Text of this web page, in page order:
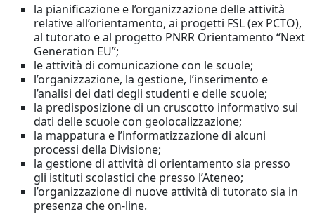
la pianificazione e l’organizzazione delle attività
relative all’orientamento, ai progetti FSL (ex PCTO),
al tutorato e al progetto PNRR Orientamento “Next
Generation EU”;
le attività di comunicazione con le scuole;
l’organizzazione, la gestione, l’inserimento e
l’analisi dei dati degli studenti e delle scuole;
la predisposizione di un cruscotto informativo sui
dati delle scuole con geolocalizzazione;
la mappatura e l’informatizzazione di alcuni
processi della Divisione;
la gestione di attività di orientamento sia presso
gli istituti scolastici che presso l’Ateneo;
l’organizzazione di nuove attività di tutorato sia in
presenza che on-line.